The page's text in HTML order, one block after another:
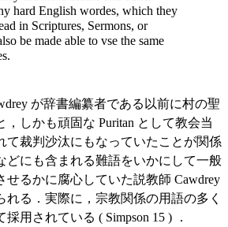
hard English wordes, which they
in Scriptures, Sermons, or
be made able to vse the same
が辞書編纂者である以前に村の聖
，しかも頑固な Puritan として教会当
て裁判沙汰にもなっていたことが関係
どにも含まれる難語をいかにして一般
せるかに腐心していた説教師 Cawdrey
れる．実際に，宗教関係の用語の多く
用されている ( Simpson 15 ) ．